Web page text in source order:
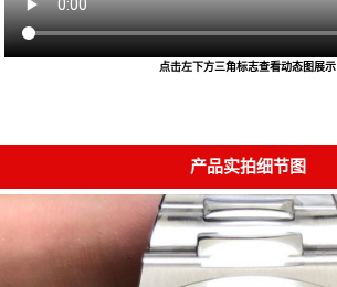
点击左下方三角标志查看动态图展示
产品实拍细节图